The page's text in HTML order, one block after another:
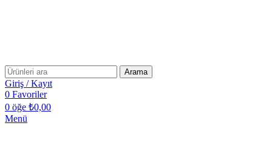
Arama
Giriş / Kayıt
0 Favoriler
0 öğe ₺0,00
Menü